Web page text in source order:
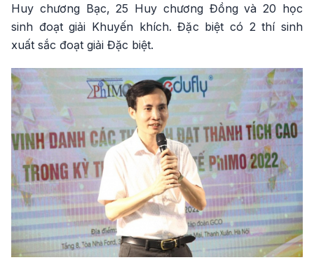
Huy chương Bạc, 25 Huy chương Đồng và 20 học
sinh đoạt giải Khuyến khích. Đặc biệt có 2 thí sinh
xuất sắc đoạt giải Đặc biệt.